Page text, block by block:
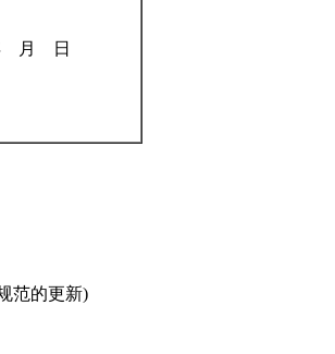
月 日
范的更新)